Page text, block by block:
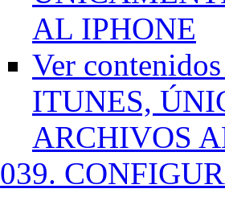
AL IPHONE
Ver
ITUNES,
ARCHIVOS
039.